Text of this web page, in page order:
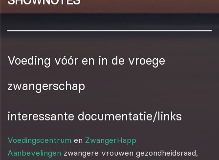
Voeding vóór en in de vroege
zwangerschap
interessante documentatie/links
Voedingscentrum en ZwangerHapp
Aanbevelingen zwangere vrouwen gezondheidsraad,